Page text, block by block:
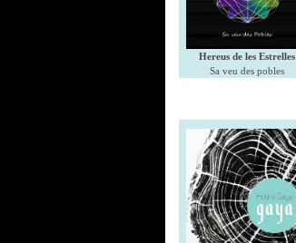
Hereus de les Estrelles
Sa veu des pobles